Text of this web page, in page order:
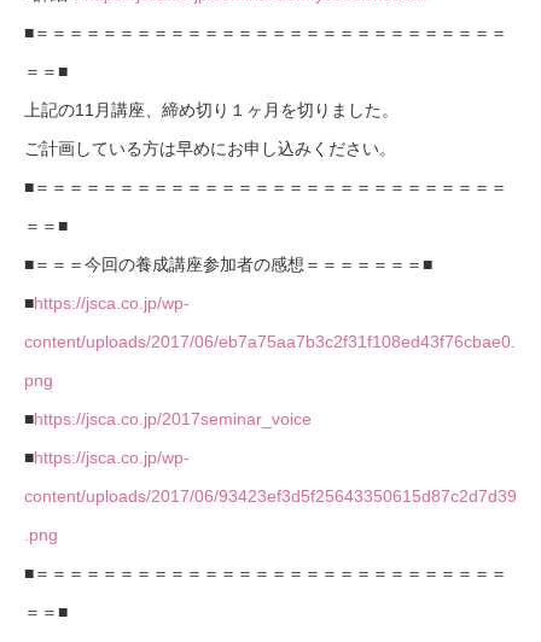
■＝＝＝＝＝＝＝＝＝＝＝＝＝＝＝＝＝＝＝＝＝＝＝＝＝＝＝＝
＝＝■
上記の11月講座、締め切り１ヶ月を切りました。
ご計画している方は早めにお申し込みください。
■＝＝＝＝＝＝＝＝＝＝＝＝＝＝＝＝＝＝＝＝＝＝＝＝＝＝＝＝
＝＝■
■＝＝＝今回の養成講座参加者の感想＝＝＝＝＝＝＝■
■https://jsca.co.jp/wp-
content/uploads/2017/06/eb7a75aa7b3c2f31f108ed43f76cbae0.
png
■https://jsca.co.jp/2017seminar_voice
■https://jsca.co.jp/wp-
content/uploads/2017/06/93423ef3d5f25643350615d87c2d7d39
.png
■＝＝＝＝＝＝＝＝＝＝＝＝＝＝＝＝＝＝＝＝＝＝＝＝＝＝＝＝
＝＝■